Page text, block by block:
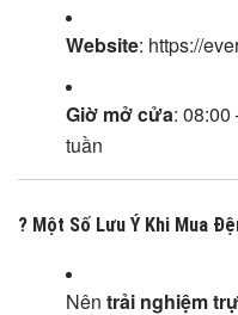
Website: https://
Giờ mở cửa: 08:00
tuần
? Một Số Lưu Ý Khi Mua
Nên trải nghiệm